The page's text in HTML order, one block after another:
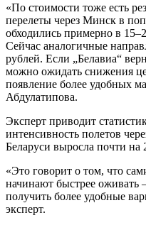
«По стоимости тоже есть
перелеты через Минск в
обходились примерно в
Сейчас аналогичные
рублей. Если „Белавиа“
можно ожидать снижения
появление более удобных
Абдулатипова.
Эксперт приводит
интенсивность полетов
Беларуси выросла почти на
«Это говорит о том, что
начинают быстрее оживать
получить более удобные
эксперт.